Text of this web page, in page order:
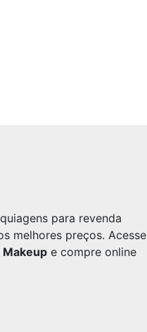
para revenda
melhores preços. Acesse
Makeup e compre online